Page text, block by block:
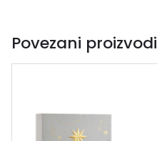
Povezani proizvodi